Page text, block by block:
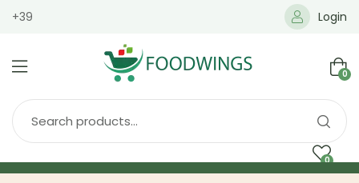
+39 Login
0
0